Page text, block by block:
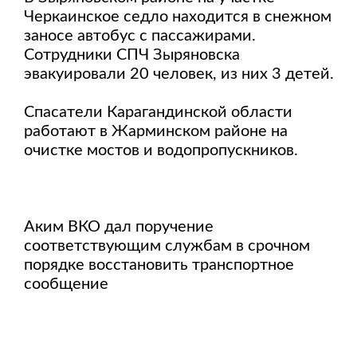
Черкаинское седло находится в снежном
заносе автобус с пассажирами.
Сотрудники СПЧ Зыряновска
эвакуировали 20 человек, из них 3 детей.
Спасатели Карагандинской области
работают в Жарминском районе на
очистке мостов и водопропускников.
Аким ВКО дал поручение
соответствующим службам в срочном
порядке восстановить транспортное
сообщение